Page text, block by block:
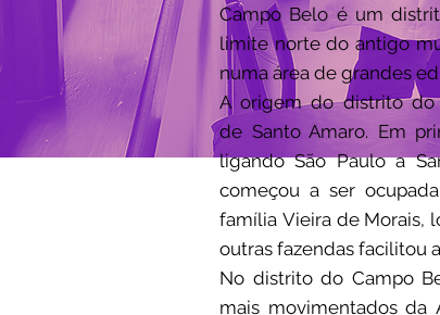
Campo Belo é um
limite norte do antigo
numa área de grandes
A origem do distrito do
de Santo Amaro. Em
ligando São Paulo a
começou a ser
família Vieira de Morais,
outras fazendas facilitou
No distrito do Campo
mais movimentados da